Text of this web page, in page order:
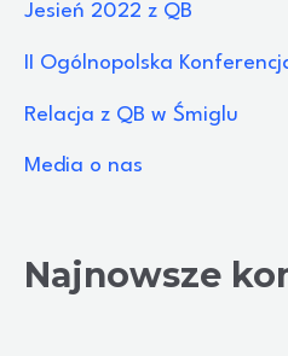
l
a
:
Jesień 2022 z QB
II Ogólnopolska
Relacja z QB w Śmiglu
Media o nas
Najnowsze